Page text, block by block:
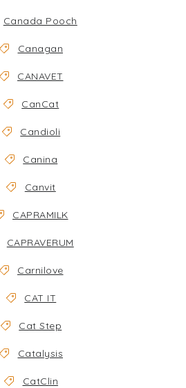
Canada Pooch
Canagan
CANAVET
CanCat
Candioli
Canina
Canvit
CAPRAMILK
CAPRAVERUM
Carnilove
CAT IT
Cat Step
Catalysis
CatClin